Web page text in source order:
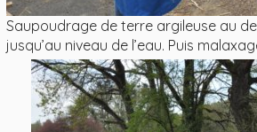
Saupoudrage de terre argileuse au
jusqu’au niveau de l’eau. Puis